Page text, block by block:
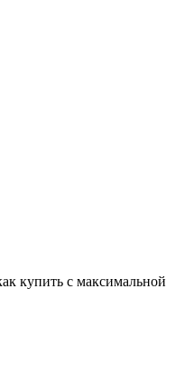
купить с максимальной